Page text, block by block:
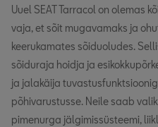
Uuel SEAT Tarracol on olemas
vaja, et sõit mugavamaks ja
keerukamates sõiduoludes.
sõiduraja hoidja ja
ja jalakäija
põhivarustusse. Neile saab
pimenurga jälgimissüsteemi,